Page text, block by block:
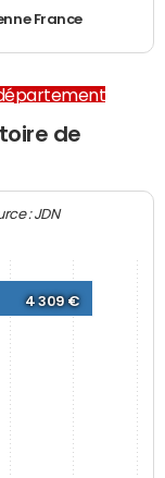
France
de
: JDN
4 309 €